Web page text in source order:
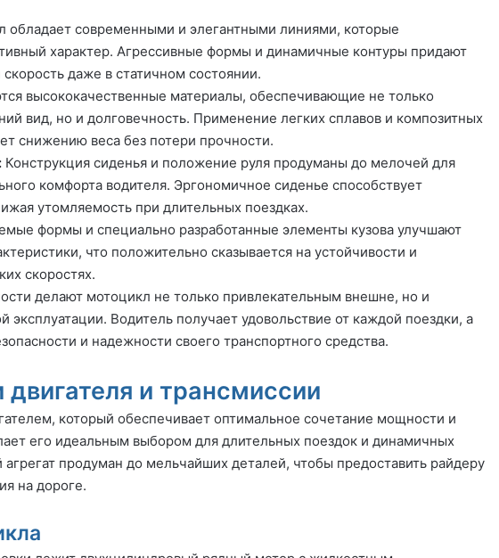
обладает современными и элегантными линиями, которые
характер. Агрессивные формы и динамичные контуры придают
даже в статичном состоянии.
высококачественные материалы, обеспечивающие не только
вид, но и долговечность. Применение легких сплавов и композитных
снижению веса без потери прочности.
Конструкция сиденья и положение руля продуманы до мелочей для
комфорта водителя. Эргономичное сиденье способствует
утомляемость при длительных поездках.
формы и специально разработанные элементы кузова улучшают
что положительно сказывается на устойчивости и
скоростях.
делают мотоцикл не только привлекательным внешне, но и
эксплуатации. Водитель получает удовольствие от каждой поездки, а
и надежности своего транспортного средства.
и трансмиссии
который обеспечивает оптимальное сочетание мощности и
его идеальным выбором для длительных поездок и динамичных
агрегат продуман до мельчайших деталей, чтобы предоставить райдеру
на дороге.